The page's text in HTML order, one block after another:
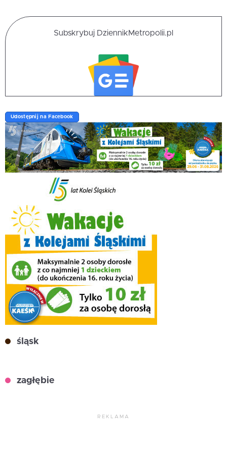
Subskrybuj DziennikMetropolii.pl
Udostępnij na Facebook
śląsk
zagłębie
REKLAMA